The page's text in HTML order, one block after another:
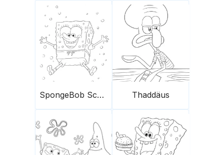
SpongeBob Schwammkopf Thaddäus